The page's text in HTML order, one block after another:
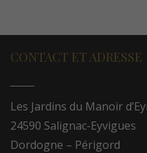
CONTACT ET ADRESSE
Les Jardins du Manoir
24590 Salignac-Eyvigues
Dordogne – Périgord